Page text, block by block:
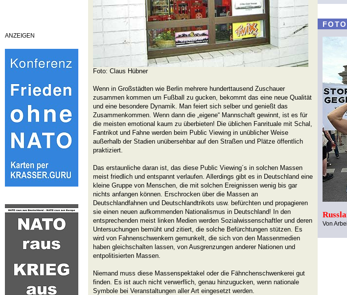
ANZEIGEN
Foto: Claus Hübner
Wenn in Großstädten wie Berlin mehrere hunderttausend Zuschauer
zusammen kommen um Fußball zu gucken, bekommt das eine neue Qualität
und eine besondere Dynamik. Man feiert sich selber und genießt das
Zusammenkommen. Wenn dann die „eigene“ Mannschaft gewinnt, ist es für
die meisten emotional kaum zu überbieten! Die üblichen Fanrituale mit Schal,
Fantrikot und Fahne werden beim Public Viewing in unüblicher Weise
außerhalb der Stadien unübersehbar auf den Straßen und Plätze öffentlich
praktiziert.
Das erstaunliche daran ist, das diese Public Viewing´s in solchen Massen
meist friedlich und entspannt verlaufen. Allerdings gibt es in Deutschland eine
kleine Gruppe von Menschen, die mit solchen Ereignissen wenig bis gar
nichts anfangen können. Erschrocken über die Massen an
Deutschlandfahnen und Deutschlandtrikots usw. befürchten und propagieren
sie einen neuen aufkommenden Nationalismus in Deutschland! In den
entsprechenden meist linken Medien werden Sozialwissenschaftler und deren
Untersuchungen bemüht und zitiert, die solche Befürchtungen stützen. Es
wird von Fahnenschwenkern gemunkelt, die sich von den Massenmedien
haben gleichschalten lassen, von Ausgrenzungen anderer Nationen und
entpolitisierten Massen.
Niemand muss diese Massenspektakel oder die Fähnchenschwenkerei gut
finden. Es ist auch nicht verwerflich, genau hinzugucken, wenn nationale
Symbole bei Veranstaltungen aller Art eingesetzt werden.
Von